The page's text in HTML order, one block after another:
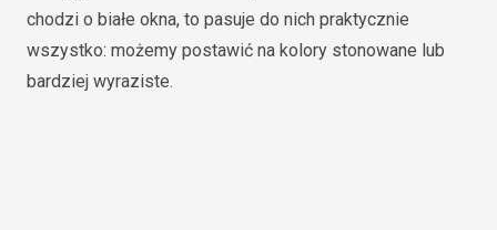
chodzi o białe okna, to pasuje do nich praktycznie
wszystko: możemy postawić na kolory stonowane lub
bardziej wyraziste.